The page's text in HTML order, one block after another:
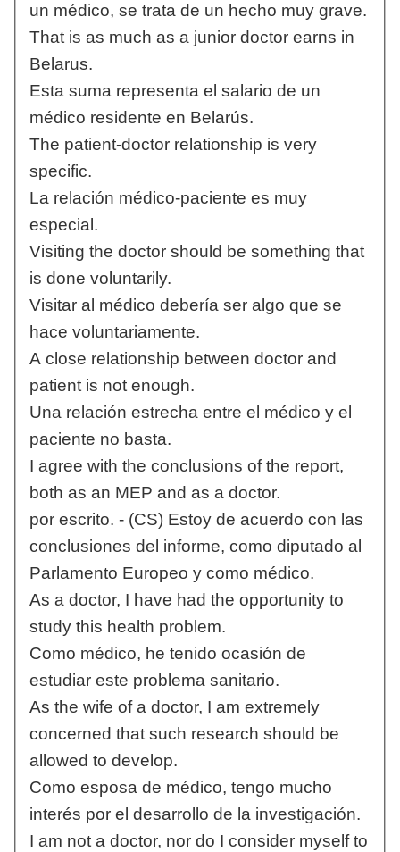
un médico, se trata de un hecho muy grave.
That is as much as a junior doctor earns in
Belarus.
Esta suma representa el salario de un
médico residente en Belarús.
The patient-doctor relationship is very
specific.
La relación médico-paciente es muy
especial.
Visiting the doctor should be something that
is done voluntarily.
Visitar al médico debería ser algo que se
hace voluntariamente.
A close relationship between doctor and
patient is not enough.
Una relación estrecha entre el médico y el
paciente no basta.
I agree with the conclusions of the report,
both as an MEP and as a doctor.
por escrito. - (CS) Estoy de acuerdo con las
conclusiones del informe, como diputado al
Parlamento Europeo y como médico.
As a doctor, I have had the opportunity to
study this health problem.
Como médico, he tenido ocasión de
estudiar este problema sanitario.
As the wife of a doctor, I am extremely
concerned that such research should be
allowed to develop.
Como esposa de médico, tengo mucho
interés por el desarrollo de la investigación.
I am not a doctor, nor do I consider myself to